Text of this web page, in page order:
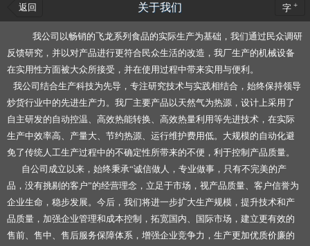
返回 关于我们 字 +
我公司以畅销的飞龙系列食品的实际生产为基础，我们通过民众调研
反馈研究，并以对产品进行更符合民众生活的改造，我厂生产的机械设备
在实用性方面被大众所接受，并在使用过程中带来实用与便利。
我公司结合生产科技为先导，专注研究技术与实践相结合，始终保持领导
炒货行业中的先进生产力。我厂主要产品以天然气为热源，设计上采用了
自主研发的自动控温、高效热能转换、高效热量利用等先进技术，在实际
生产中效率高、产量大、节约热源、运行维护费用低。大规模的自动化避
免了传统人工生产过程中的不确定性所带来的不便，利于控制产品质量。
自公司成立以来，始终秉承“诚信做人，专业做事，只有不完美的产
品，没有挑剔的客户”的经营理念，立足于市场，视产品质量、客户信誉为
企业生命，稳步发展。今后，我们将进一步扩大生产规模，提升技术和产
品质量，加强企业管理和成本控制，拓宽国内、国际市场，建立更有效的
售前、售中、售后服务保障体系，增强企业竞争力，生产更加优质价廉的